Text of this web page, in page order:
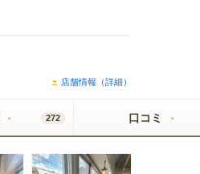
店舗情報（詳細）
272 口コミ